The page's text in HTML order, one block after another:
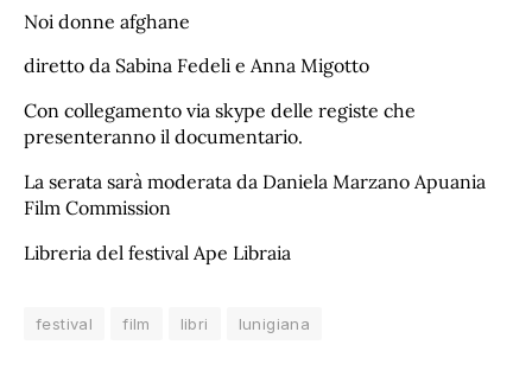
Noi donne afghane
diretto da Sabina Fedeli e Anna Migotto
Con collegamento via skype delle registe che
presenteranno il documentario.
La serata sarà moderata da Daniela Marzano Apuania
Film Commission
Libreria del festival Ape Libraia
festival film libri lunigiana